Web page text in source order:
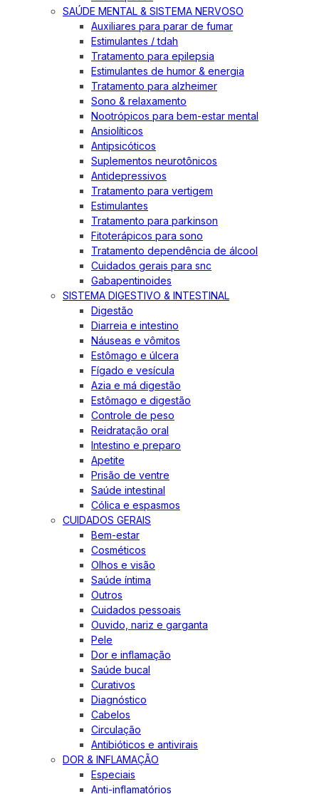
SAÚDE MENTAL & SISTEMA NERVOSO
Auxiliares para parar de fumar
Estimulantes / tdah
Tratamento para epilepsia
Estimulantes de humor & energia
Tratamento para alzheimer
Sono & relaxamento
Nootrópicos para bem-estar mental
Ansiolíticos
Antipsicóticos
Suplementos neurotônicos
Antidepressivos
Tratamento para vertigem
Estimulantes
Tratamento para parkinson
Fitoterápicos para sono
Tratamento dependência de álcool
Cuidados gerais para snc
Gabapentinoides
SISTEMA DIGESTIVO & INTESTINAL
Digestão
Diarreia e intestino
Náuseas e vômitos
Estômago e úlcera
Fígado e vesícula
Azia e má digestão
Estômago e digestão
Controle de peso
Reidratação oral
Intestino e preparo
Apetite
Prisão de ventre
Saúde intestinal
Cólica e espasmos
CUIDADOS GERAIS
Bem-estar
Cosméticos
Olhos e visão
Saúde íntima
Outros
Cuidados pessoais
Ouvido, nariz e garganta
Pele
Dor e inflamação
Saúde bucal
Curativos
Diagnóstico
Cabelos
Circulação
Antibióticos e antivirais
DOR & INFLAMAÇÃO
Especiais
Anti-inflamatórios